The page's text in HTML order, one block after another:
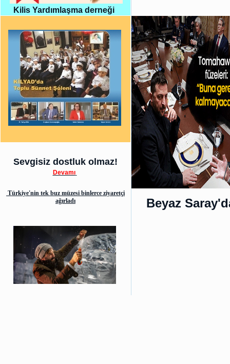
Kilis Yardımlaşma derneği
Sevgisiz dostluk olmaz!
Devamı
Türkiye'nin tek buz müzesi binlerce ziyaretçi
ağırladı
Beyaz